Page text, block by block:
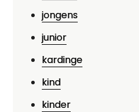
jongens
junior
kardinge
kind
kinder